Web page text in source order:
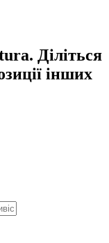
Діліться
інших